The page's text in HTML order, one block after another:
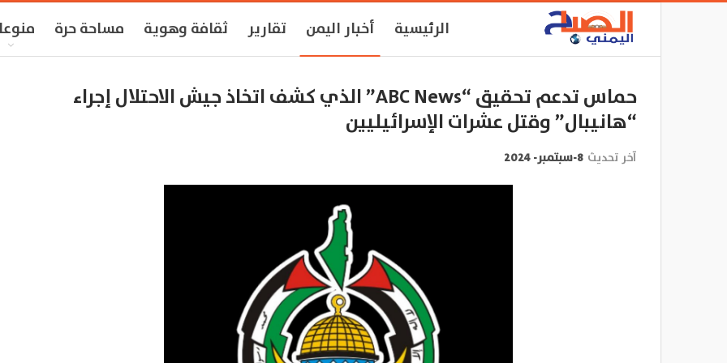
الرئيسية أخبار اليمن تقارير ثقافة وهوية مساحة حرة
حماس تدعم تحقيق “ABC News” الذي كشف اتخاذ جيش الاحتلال إجراء
“هانيبال” وقتل عشرات الإسرائيليين
آخر تحديث 8-سبتمبر- 2024